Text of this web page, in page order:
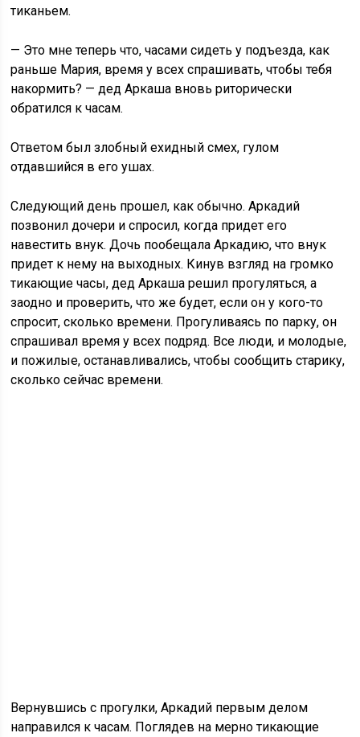
тиканьем.
— Это мне теперь что, часами сидеть у подъезда, как
раньше Мария, время у всех спрашивать, чтобы тебя
накормить? — дед Аркаша вновь риторически
обратился к часам.
Ответом был злобный ехидный смех, гулом
отдавшийся в его ушах.
Следующий день прошел, как обычно. Аркадий
позвонил дочери и спросил, когда придет его
навестить внук. Дочь пообещала Аркадию, что внук
придет к нему на выходных. Кинув взгляд на громко
тикающие часы, дед Аркаша решил прогуляться, а
заодно и проверить, что же будет, если он у кого-то
спросит, сколько времени. Прогуливаясь по парку, он
спрашивал время у всех подряд. Все люди, и молодые,
и пожилые, останавливались, чтобы сообщить старику,
сколько сейчас времени.
Вернувшись с прогулки, Аркадий первым делом
направился к часам. Поглядев на мерно тикающие